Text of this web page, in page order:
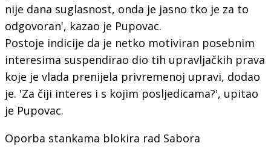
nije dana suglasnost, onda je jasno tko je za to
odgovoran', kazao je Pupovac.
Postoje indicije da je netko motiviran posebnim
interesima suspendirao dio tih upravljačkih prava
koje je vlada prenijela privremenoj upravi, dodao
je. 'Za čiji interes i s kojim posljedicama?', upitao
je Pupovac.
Oporba stankama blokira rad Sabora